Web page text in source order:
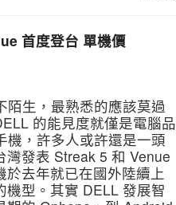
首度登台 單機價
陌生，最熟悉的應該莫過
的能見度就僅是電腦品
機，許多人或許還是一頭
發表 Streak 5 和 Venue
於去年就已在國外陸續上
型。其實 DELL 發展智